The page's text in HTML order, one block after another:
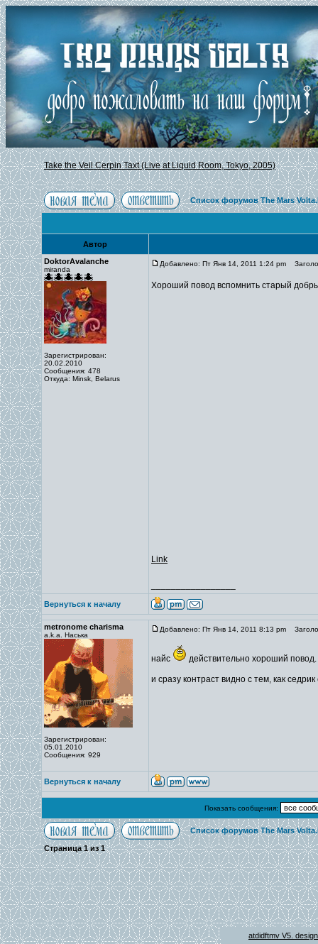
Take the Veil Cerpin Taxt (Live at Liquid Room, Tokyo, 2005)
Список форумов The Mars
Автор
DoktorAvalanche
miranda
Зарегистрирован:
20.02.2010
Сообщения: 478
Откуда: Minsk, Belarus
Добавлено: Пт Янв 14, 2011 1:24 pm
Хороший повод вспомнить старый
Link
Вернуться к началу
metronome charisma
a.k.a. Наська
Зарегистрирован:
05.01.2010
Сообщения: 929
Добавлено: Пт Янв 14, 2011 8:13 pm
найс действительно хороший повод.
и сразу контраст видно с тем, как
Вернуться к началу
Показать сообщения:
Список форумов The Mars
Страница1из1
atdidftmv V5.